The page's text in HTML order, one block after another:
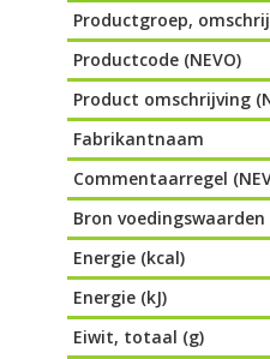
Productgroep,
Productcode (NEVO)
Product omschrijving
Fabrikantnaam
Commentaarregel
Bron voedingswaarden
Energie (kcal)
Energie (kJ)
Eiwit, totaal (g)